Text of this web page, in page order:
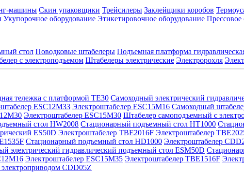
машины Скин упаковщики Трейсилеры Заклейщики коробов
Укупорочное оборудование Этикетировочное оборудование Прессовое
стол Поводковые штабелеры Подъемная платформа
с электроподъемом Штабелеры электрические Электророхля
тележка с платформой TE30 Самоходный электрический
ESC12M33 Электроштабелер ESC15M16 Самоходный
Электроштабелер ESC15M30 Штабелер самоподъемный с
стол HW2008 Стационарный подъемный стол HT1000
ES50D Электроштабелер TBE2016F Электроштабелер
Стационарный подъемный стол HD1000 Электроштабелер
электрический гидравлический подъемный стол ESM50D
Электроштабелер ESC15M35 Электроштабелер TBE1516F
CDD05Z